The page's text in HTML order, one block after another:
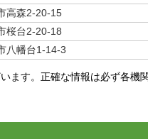
高森2-20-15
桜台2-20-18
八幡台1-14-3
ます。正確な情報は必ず各機